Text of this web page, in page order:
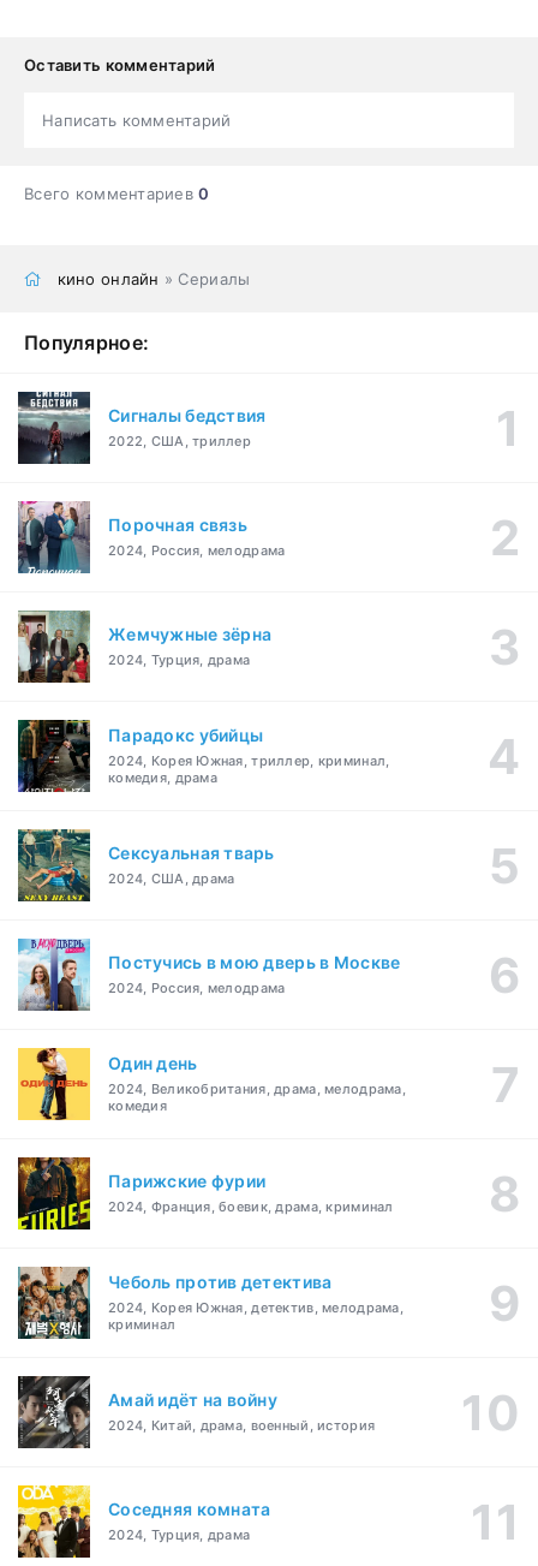
Оставить комментарий
Написать комментарий
Всего комментариев0
кино онлайн » Сериалы
Популярное:
Сигналы бедствия
2022, США, триллер
Порочная связь
2024, Россия, мелодрама
Жемчужные зёрна
2024, Турция, драма
Парадокс убийцы
2024, Корея Южная, триллер, криминал,
комедия, драма
Сексуальная тварь
2024, США, драма
Постучись в мою дверь в Москве
2024, Россия, мелодрама
Один день
2024, Великобритания, драма, мелодрама,
комедия
Парижские фурии
2024, Франция, боевик, драма, криминал
Чеболь против детектива
2024, Корея Южная, детектив, мелодрама,
криминал
Амай идёт на войну
2024, Китай, драма, военный, история
Соседняя комната
2024, Турция, драма